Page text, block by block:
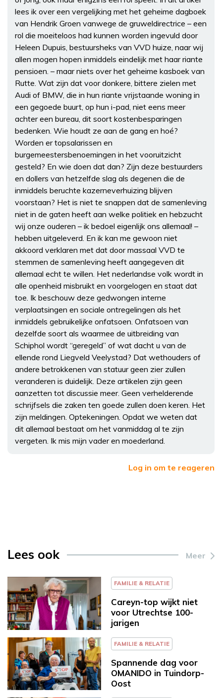
lees ik over een vergelijking met het geheime dagboek
van Hendrik Groen vanwege de gruweldirectrice – een
rol die moeiteloos had kunnen worden ingevuld door
Heleen Dupuis, bestuursheks van VVD huize, naar wij
allen mogen hopen inmiddels eindelijk met haar riante
pensioen. – maar niets over het geheime kasboek van
Rutte. Wat zijn dat voor donkere, bittere zielen met
Audi of BMW, die in hun riante vrijstaande woning in
een gegoede buurt, op hun i-pad, niet eens meer
achter een bureau, dit soort kostenbesparingen
bedenken. Wie houdt ze aan de gang en hoé?
Worden er topsalarissen en
burgemeestersbenoemingen in het vooruitzicht
gesteld? En wie doen dat dan? Zijn deze bestuurders
en dollers van hetzelfde slag als degenen die de
inmiddels beruchte kazerneverhuizing blijven
voorstaan? Het is niet te snappen dat de samenleving
niet in de gaten heeft aan welke politiek en hebzucht
wij onze ouderen – ik bedoel eigenlijk ons allemaal! –
hebben uitgeleverd. En ik kan me gewoon niet
akkoord verklaren met dat door massaal VVD te
stemmen de samenleving heeft aangegeven dit
allemaal echt te willen. Het nederlandse volk wordt in
alle openheid misbruikt en voorgelogen en staat dat
toe. Ik beschouw deze gedwongen interne
verplaatsingen en sociale ontregelingen als het
inmiddels gebruikelijke onfatsoen. Onfatsoen van
dezelfde soort als waarmee de uitbreiding van
Schiphol wordt “geregeld” of wat dacht u van de
ellende rond Liegveld Veelystad? Dat wethouders of
andere betrokkenen van statuur geen zier zullen
veranderen is duidelijk. Deze artikelen zijn geen
aanzetten tot discussie meer. Geen verhelderende
schrijfsels die zaken ten goede zullen doen keren. Het
zijn meldingen. Optekeningen. Opdat we weten dat
dit allemaal bestaat om het vanmiddag al te zijn
vergeten. Ik mis mijn vader en moederland.
Log in om te reageren
Lees ook Meer
FAMILIE & RELATIE
Careyn-top wijkt niet
voor Utrechtse 100-
jarigen
FAMILIE & RELATIE
Spannende dag voor
OMANIDO in Tuindorp-
Oost